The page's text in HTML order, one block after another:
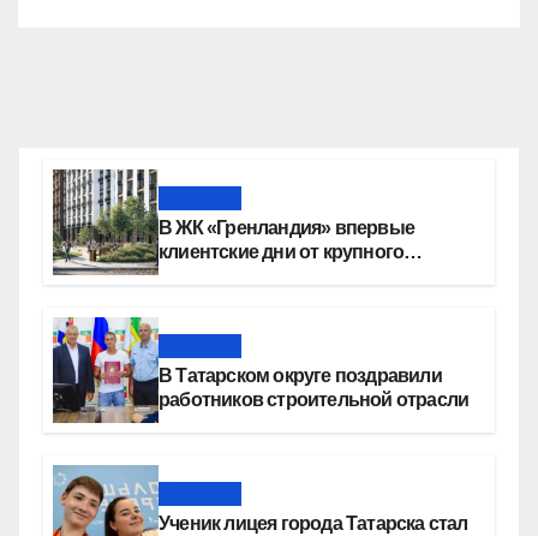
В ЖК «Гренландия» впервые
клиентские дни от крупного
В Татарском округе поздравили
работников строительной отрасли
Ученик лицея города Татарска стал